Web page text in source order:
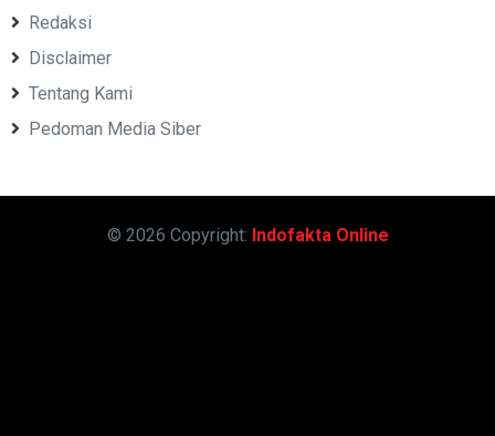
Redaksi
Disclaimer
Tentang Kami
Pedoman Media Siber
© 2026 Copyright: Indofakta Online